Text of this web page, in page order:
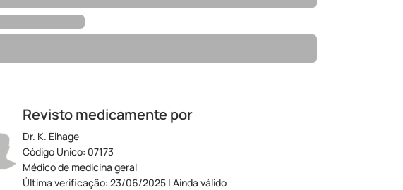
Revisto medicamente por
Dr. K. Elhage
Código Unico: 07173
Médico de medicina geral
Última verificação: 23/06/2025 | Ainda válido